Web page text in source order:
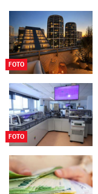
FOTO
FOTO